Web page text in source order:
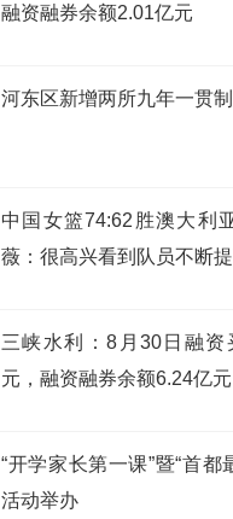
融资融券余额2.01亿元
河东区新增两所九年一贯
中国女篮74:62胜澳大利
薇：很高兴看到队员不断
三峡水利：8月30日融资
元，融资融券余额6.24亿元
“开学家长第一课”暨“首都
活动举办